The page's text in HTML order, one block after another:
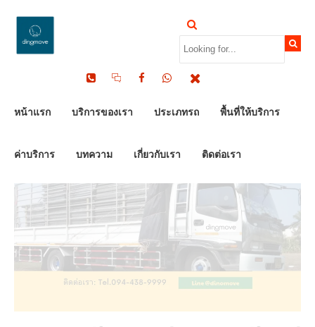
หน้าแรก บริการของเรา ประเภทรถ พื้นที่ให้บริการ
ค่าบริการ บทความ เกี่ยวกับเรา ติดต่อเรา